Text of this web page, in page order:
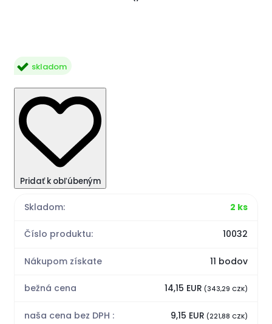
skladom
Pridať k obľúbeným
Skladom: 2 ks
Číslo produktu: 10032
Nákupom získate 11 bodov
bežná cena 14,15 EUR (343,29 CZK)
naša cena bez DPH : 9,15 EUR (221,88 CZK)